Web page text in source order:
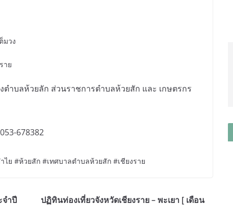
มวง
าย
ำบลห้วยลัก ส่วนราชการตำบลห้วยสัก และ เกษตรกร
678382
ย #ห้วยสัก #เทศบาลตำบลห้วยสัก #เชียงราย
จำปี
ปฏิทินท่องเที่ยวจังหวัดเชียงราย – พะเยา [ เดือน